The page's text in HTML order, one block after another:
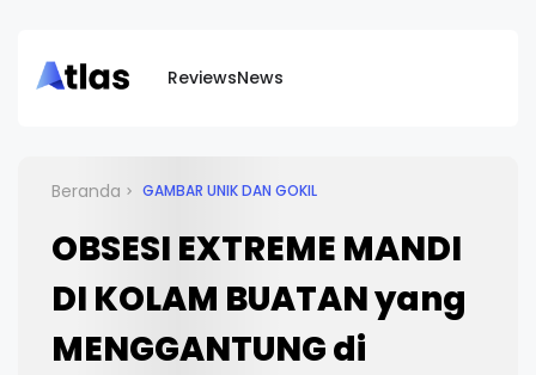
ReviewsNews
Beranda GAMBAR UNIK DAN GOKIL
OBSESI EXTREME MANDI
DI KOLAM BUATAN yang
MENGGANTUNG di